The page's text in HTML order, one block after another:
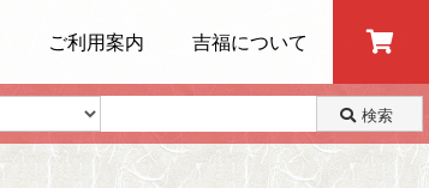
ご利用案内 吉福について
検索